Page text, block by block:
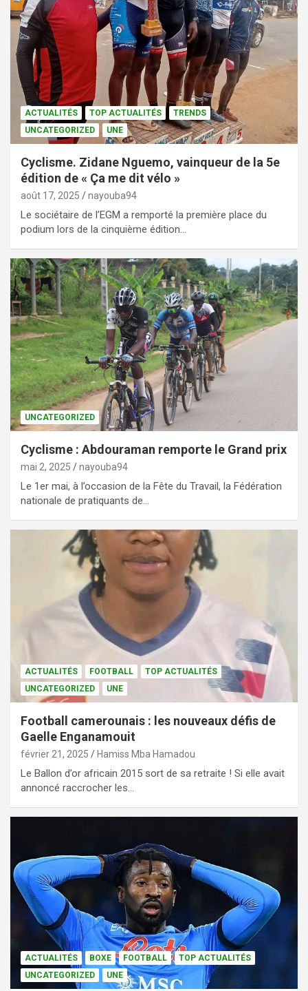
ACTUALITÉS TOP ACTUALITÉS
TRENDS
UNCATEGORIZED
UNE
Cyclisme. Zidane Nguemo, vainqueur de la 5e
édition de « Ça me dit vélo »
août 17, 2025 nayouba94
Le sociétaire de l’EGM a remporté la première place du
podium lors de la cinquième édition…
UNCATEGORIZED
Cyclisme : Abdouraman remporte le Grand prix
mai 2, 2025 nayouba94
Le 1er mai, à l’occasion de la Fête du Travail, la Fédération
nationale de pratiquants de…
ACTUALITÉS FOOTBALL
TOP ACTUALITÉS
UNCATEGORIZED
UNE
Football camerounais : les nouveaux défis de
Gaelle Enganamouit
février 21, 2025 Hamiss Mba Hamadou
Le Ballon d’or africain 2015 sort de sa retraite ! Si elle avait
annoncé raccrocher les…
ACTUALITÉS BOXE FOOTBALL
TOP ACTUALITÉS
UNCATEGORIZED
UNE